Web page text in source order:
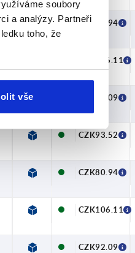
soubory
a analýzy. Partneři
toho, že
vše
CZK80.94
CZK106.11
CZK92.09
CZK93.52
CZK80.94
CZK106.11
CZK92.09